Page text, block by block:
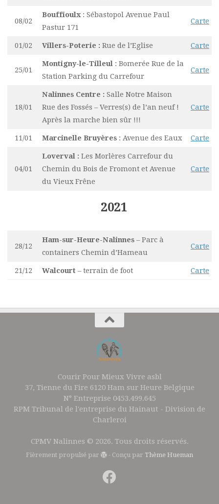
08/02
Bouffioulx : Sébastopol Avenue Paul
Pastur 171
Carte
01/02 Villers-Poterie : Rue de l’Eglise Carte
25/01
Montigny-le-Tilleul : Bomerée Rue de la
Station Parking du Carrefour
Carte
18/01
Nalinnes Centre : Salle Notre Maison
Rue des Fossés – Verres(s) de l’an neuf !
Après la marche bien sûr !!!
Carte
11/01 Marcinelle Bruyères : Avenue des Eaux Carte
04/01
Loverval : Les Morlères Carrefour du
Chemin du Bois de Fromont et Avenue
du Vieux Frêne
Carte
2021
28/12
Ham-sur-Heure-Nalinnes – Parc à
containers Chemin d’Hameau
Carte
21/12 Walcourt – terrain de foot Carte
Courir Pour Mieux Vivre asbl
37, Tienne du Fire 6120 Ham sur Heure Belgique
N° Entreprise 0453.499.645
RPM Tribunal de l'entreprise du Hainaut - Division de
Charleroi
CPMV Nalinnes © 2026. Tous droits réservés.
Fièrement propulsé par - Conçu par Thème Hueman